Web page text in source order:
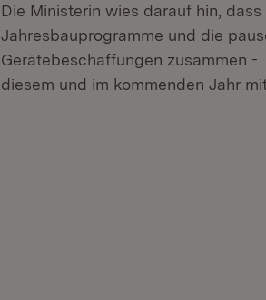
Die Ministerin wies darauf hin,
Jahresbauprogramme und die
Gerätebeschaffungen zusammen
diesem und im kommenden Jahr